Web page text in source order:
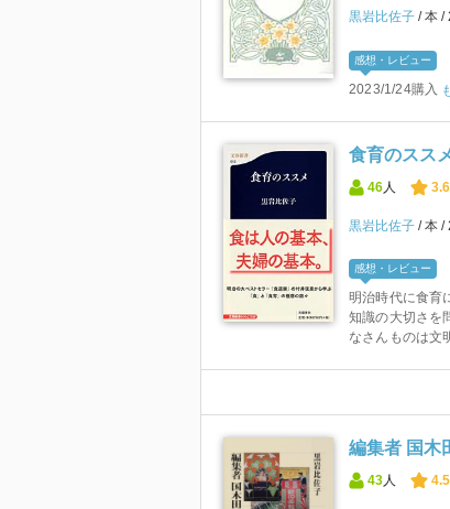
黒岩比佐子 本
感想・レビュー
2023/1/24購入
食育のスス
46 人
黒岩比佐子 本
感想・レビュー
明治時代に食育
知識の大切さを
なさんものは文
編集者 国木
43人